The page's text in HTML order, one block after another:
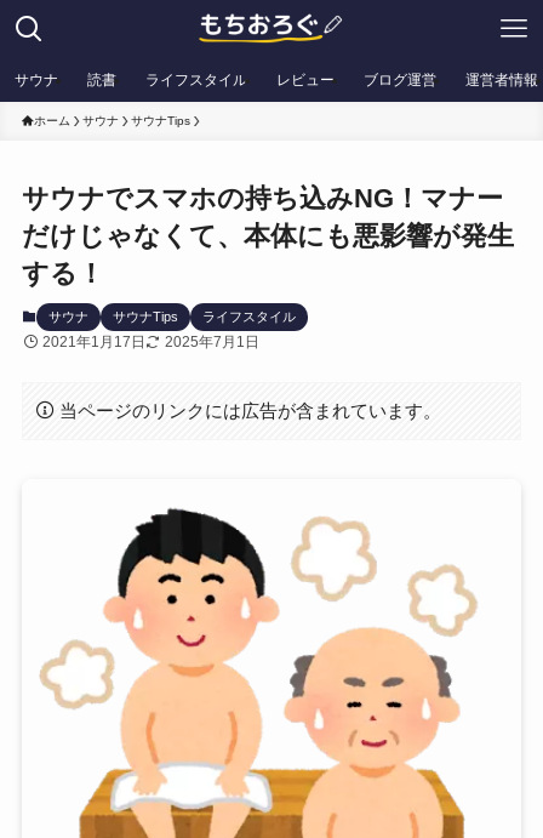
サウナ 読書 ライフスタイル レビュー ブログ運営 運営者情報
ホーム サウナ サウナTips
サウナでスマホの持ち込みNG！マナー
だけじゃなくて、本体にも悪影響が発生
する！
サウナ サウナTips ライフスタイル
2021年1月17日 2025年7月1日
当ページのリンクには広告が含まれています。